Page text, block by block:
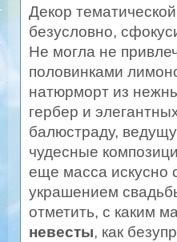
Декор
безусловно,
Не могла не
половинками
натюрморт из
гербер и
балюстраду,
чудесные
еще масса искусно
украшением
отметить, с каким
невесты, как